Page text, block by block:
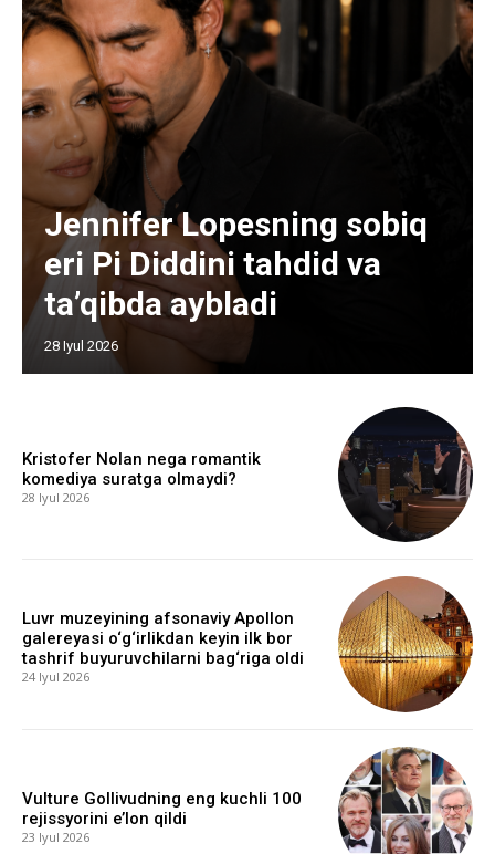
Jennifer Lopesning sobiq
eri Pi Diddini tahdid va
ta’qibda aybladi
28 Iyul 2026
Kristofer Nolan nega romantik
komediya suratga olmaydi?
28 Iyul 2026
Luvr muzeyining afsonaviy Apollon
galereyasi o‘g‘irlikdan keyin ilk bor
tashrif buyuruvchilarni bag‘riga oldi
24 Iyul 2026
Vulture Gollivudning eng kuchli 100
rejissyorini e’lon qildi
23 Iyul 2026